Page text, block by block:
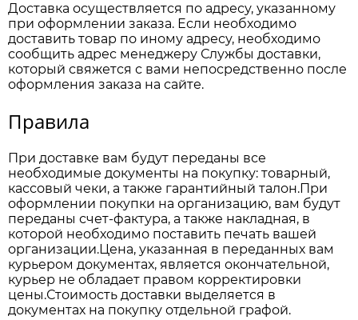
Доставка осуществляется по адресу, указанному
при оформлении заказа. Если необходимо
доставить товар по иному адресу, необходимо
сообщить адрес менеджеру Службы доставки,
который свяжется с вами непосредственно после
оформления заказа на сайте.
Правила
При доставке вам будут переданы все
необходимые документы на покупку: товарный,
кассовый чеки, а также гарантийный талон.При
оформлении покупки на организацию, вам будут
переданы счет-фактура, а также накладная, в
которой необходимо поставить печать вашей
организации.Цена, указанная в переданных вам
курьером документах, является окончательной,
курьер не обладает правом корректировки
цены.Стоимость доставки выделяется в
документах на покупку отдельной графой.